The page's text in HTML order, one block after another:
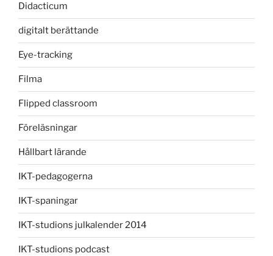
Didacticum
digitalt berättande
Eye-tracking
Filma
Flipped classroom
Föreläsningar
Hållbart lärande
IKT-pedagogerna
IKT-spaningar
IKT-studions julkalender 2014
IKT-studions podcast